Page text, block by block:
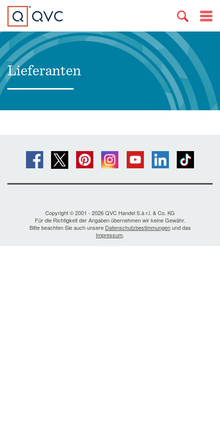
Lieferanten
Copyright © 2001 - 2026 QVC Handel S.à r.l. & Co. KG
Für die Richtigkeit der Angaben übernehmen wir keine Gewähr.
Bitte beachten Sie auch unsere Datenschutzbestimmungenund das
Impressum.